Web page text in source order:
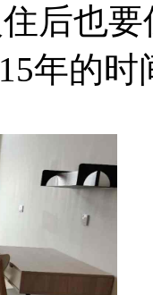
后也
年的